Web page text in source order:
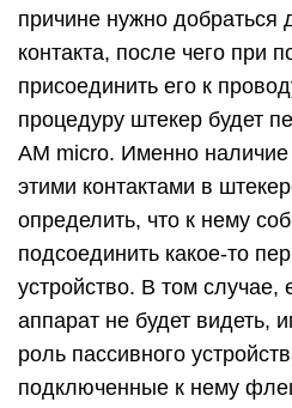
причине нужно добраться
контакта, после чего при
присоединить его к
процедуру штекер будет
AM micro. Именно
этими контактами в
определить, что к нему
подсоединить какое-то
устройство. В том случае,
аппарат не будет видеть,
роль пассивного
подключенные к нему